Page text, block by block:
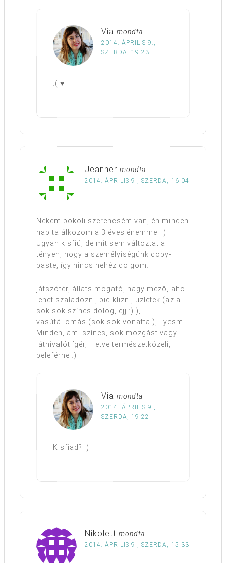
Via mondta
2014. ÁPRILIS 9.,
SZERDA, 19:23
:( ♥
Jeanner mondta
2014. ÁPRILIS 9., SZERDA, 16:04
Nekem pokoli szerencsém van, én minden
nap találkozom a 3 éves énemmel :)
Ugyan kisfiú, de mit sem változtat a
tényen, hogy a személyiségünk copy-
paste, így nincs nehéz dolgom:
játszótér, állatsimogató, nagy mező, ahol
lehet szaladozni, biciklizni, üzletek (az a
sok sok színes dolog, ejj :) ),
vasútállomás (sok sok vonattal), ilyesmi.
Minden, ami színes, sok mozgást vagy
látnivalót ígér, illetve természetközeli,
beleférne :)
Via mondta
2014. ÁPRILIS 9.,
SZERDA, 19:22
Kisfiad? :)
Nikolett mondta
2014. ÁPRILIS 9., SZERDA, 15:33